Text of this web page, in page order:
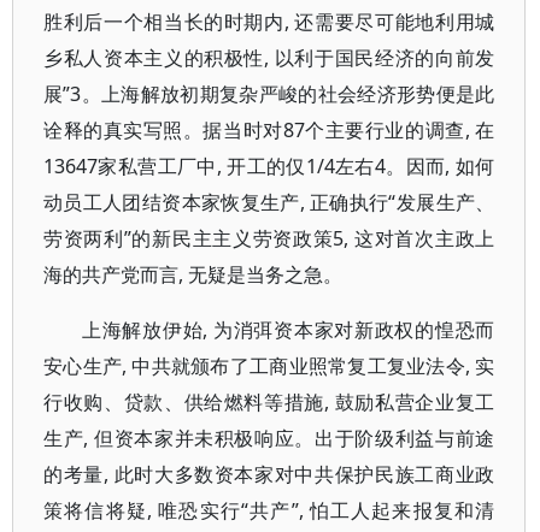
胜利后一个相当长的时期内, 还需要尽可能地利用城
乡私人资本主义的积极性, 以利于国民经济的向前发
展”3。上海解放初期复杂严峻的社会经济形势便是此
诠释的真实写照。据当时对87个主要行业的调查, 在
13647家私营工厂中, 开工的仅1/4左右4。因而, 如何
动员工人团结资本家恢复生产, 正确执行“发展生产、
劳资两利”的新民主主义劳资政策5, 这对首次主政上
海的共产党而言, 无疑是当务之急。
上海解放伊始, 为消弭资本家对新政权的惶恐而
安心生产, 中共就颁布了工商业照常复工复业法令, 实
行收购、贷款、供给燃料等措施, 鼓励私营企业复工
生产, 但资本家并未积极响应。出于阶级利益与前途
的考量, 此时大多数资本家对中共保护民族工商业政
策将信将疑, 唯恐实行“共产”, 怕工人起来报复和清